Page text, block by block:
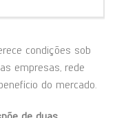
condições sob
empresas, rede
do mercado.